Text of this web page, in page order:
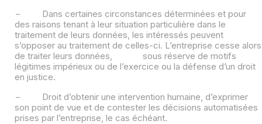
− Dans certaines circonstances déterminées et pour
des raisons tenant à leur situation particulière dans le
traitement de leurs données, les intéressés peuvent
s’opposer au traitement de celles-ci. L’entreprise cesse alors
de traiter leurs données, sous réserve de motifs
légitimes impérieux ou de l’exercice ou la défense d’un droit
en justice.
− Droit d’obtenir une intervention humaine, d’exprimer
son point de vue et de contester les décisions automatisées
prises par l’entreprise, le cas échéant.